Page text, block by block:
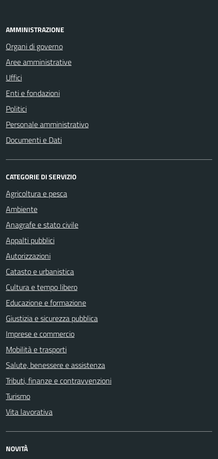
AMMINISTRAZIONE
Organi di governo
Aree amministrative
Uffici
Enti e fondazioni
Politici
Personale amministrativo
Documenti e Dati
CATEGORIE DI SERVIZIO
Agricoltura e pesca
Ambiente
Anagrafe e stato civile
Appalti pubblici
Autorizzazioni
Catasto e urbanistica
Cultura e tempo libero
Educazione e formazione
Giustizia e sicurezza pubblica
Imprese e commercio
Mobilità e trasporti
Salute, benessere e assistenza
Tributi, finanze e contravvenzioni
Turismo
Vita lavorativa
NOVITÀ